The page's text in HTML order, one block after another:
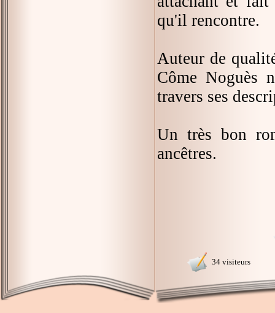
qu'il rencontre.
Auteur de
Côme Noguès
travers ses
Un très bon
ancêtres.
34 visiteurs